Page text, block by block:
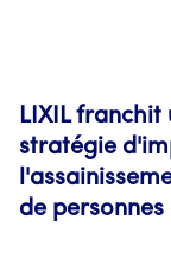
LIXIL franchit
stratégie
de